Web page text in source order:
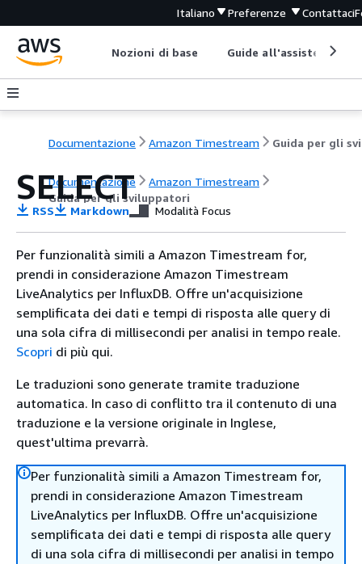
Italiano Preferenze Contattaci
Nozioni di base Guide all'assistenza
Documentazione Amazon Timestream
Documentazione
Amazon Timestream
Guida per gli sviluppatori
SELECT
RSS Markdown Modalità Focus
Per funzionalità simili a Amazon Timestream for,
prendi in considerazione Amazon Timestream
LiveAnalytics per InfluxDB. Offre un'acquisizione
semplificata dei dati e tempi di risposta alle query di
una sola cifra di millisecondi per analisi in tempo reale.
Scopri di più qui.
Le traduzioni sono generate tramite traduzione
automatica. In caso di conflitto tra il contenuto di una
traduzione e la versione originale in Inglese,
quest'ultima prevarrà.
Per funzionalità simili a Amazon Timestream for,
prendi in considerazione Amazon Timestream
LiveAnalytics per InfluxDB. Offre un'acquisizione
semplificata dei dati e tempi di risposta alle query
di una sola cifra di millisecondi per analisi in tempo